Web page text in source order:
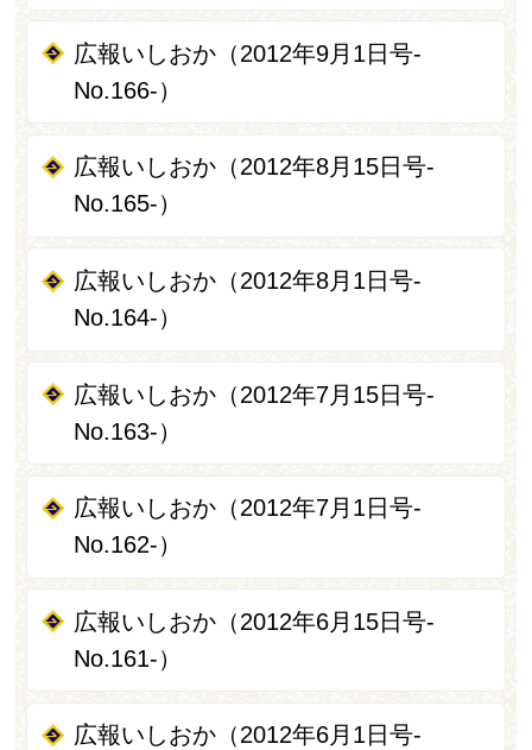
広報いしおか（2012年9月1日号-
No.166-）
広報いしおか（2012年8月15日号-
No.165-）
広報いしおか（2012年8月1日号-
No.164-）
広報いしおか（2012年7月15日号-
No.163-）
広報いしおか（2012年7月1日号-
No.162-）
広報いしおか（2012年6月15日号-
No.161-）
広報いしおか（2012年6月1日号-